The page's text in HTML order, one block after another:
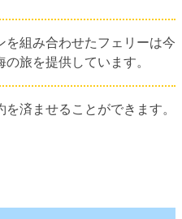
を組み合わせたフェリーは今
旅を提供しています。
済ませることができます。